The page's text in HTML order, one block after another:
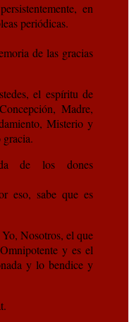
en
periódicas.
de las gracias
el espíritu de
Madre,
Misterio y
de los dones
eso, sabe que es
Nosotros, el que
y es el
y lo bendice y